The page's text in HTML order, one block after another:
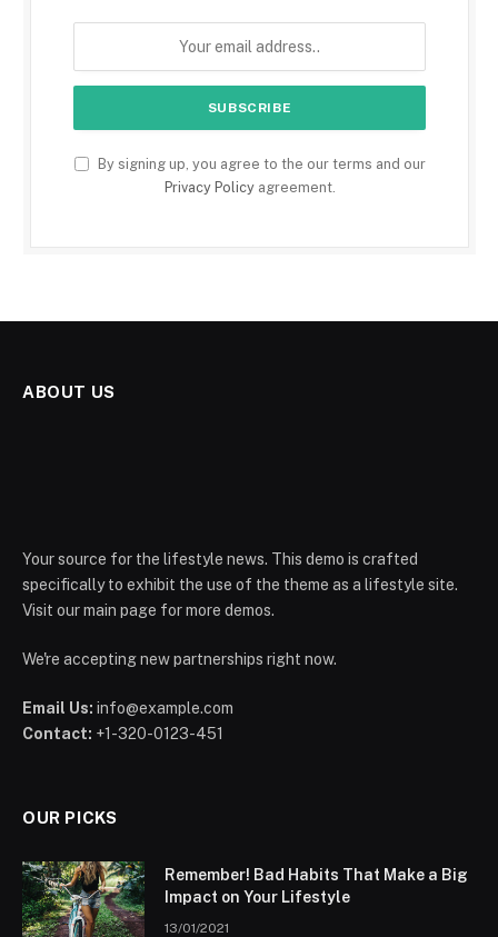
By signing up, you agree to the our terms and our
Privacy Policyagreement.
ABOUT US
Your source for the lifestyle news. This demo is crafted
specifically to exhibit the use of the theme as a lifestyle site.
Visit our main page for more demos.
We're accepting new partnerships right now.
Email Us: info@example.com
Contact: +1-320-0123-451
OUR PICKS
Remember! Bad Habits That Make a Big
Impact on Your Lifestyle
13/01/2021